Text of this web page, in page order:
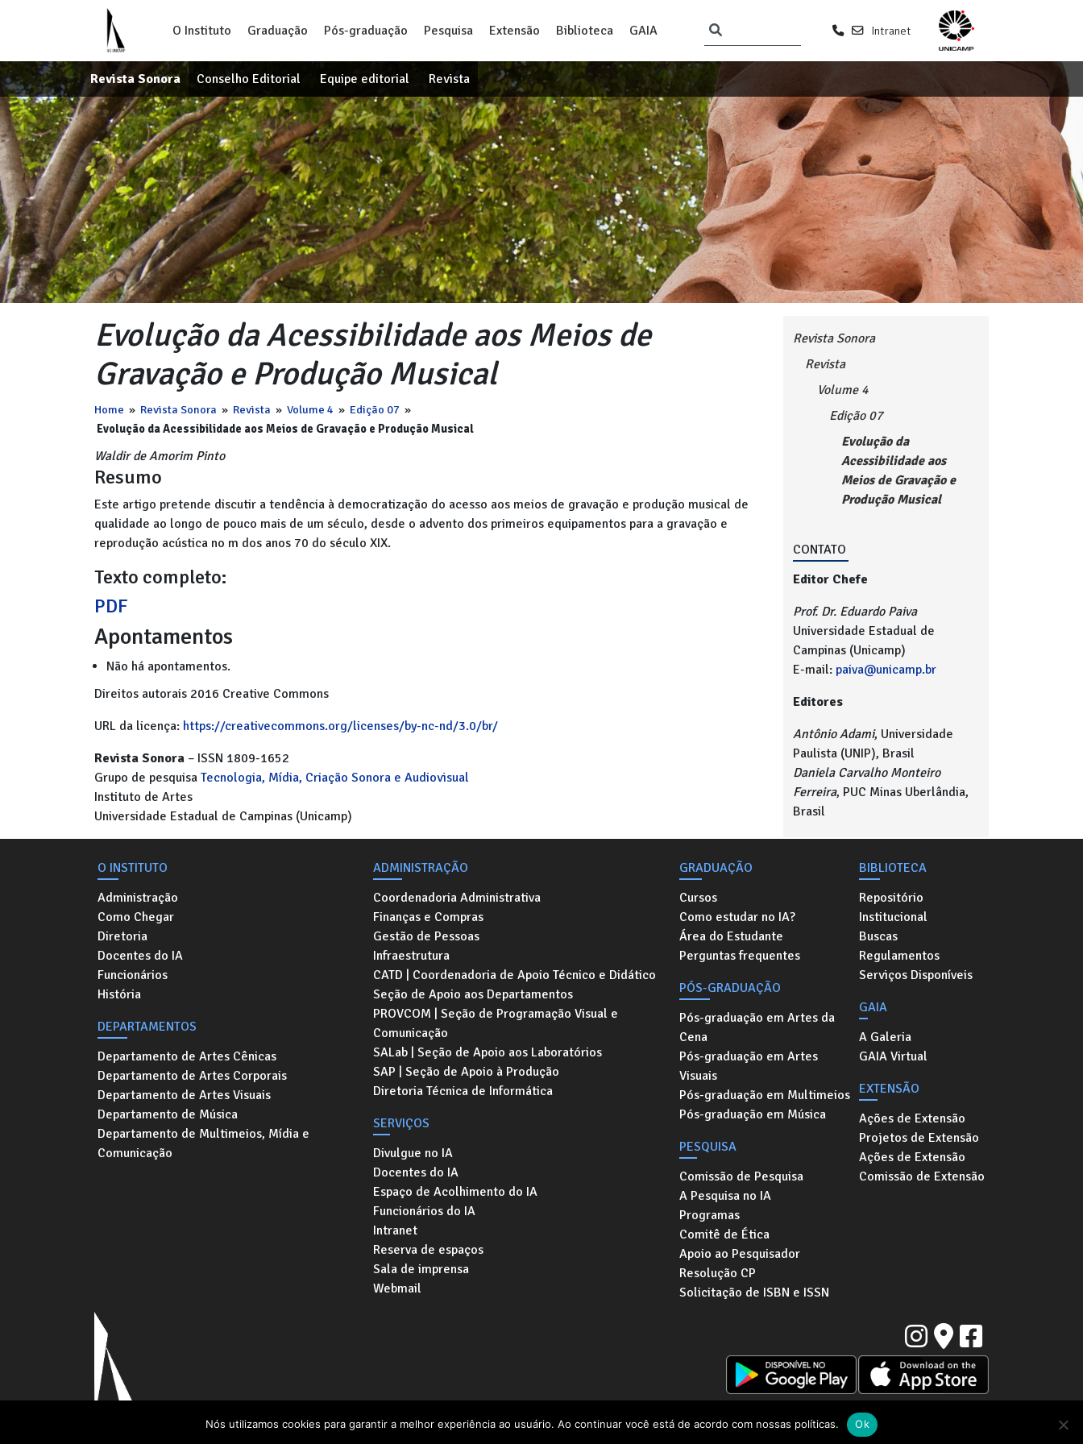
O Instituto Graduação Pós-graduação Pesquisa Extensão Biblioteca GAIA Intranet
Revista Sonora Conselho Editorial Equipe editorial Revista
Evolução da Acessibilidade aos Meios de
Gravação e Produção Musical
Home » Revista Sonora » Revista » Volume 4 » Edição 07 »
Evolução da Acessibilidade aos Meios de Gravação e Produção Musical
Waldir de Amorim Pinto
Resumo
Este artigo pretende discutir a tendência à democratização do acesso aos meios de gravação e produção musical de
qualidade ao longo de pouco mais de um século, desde o advento dos primeiros equipamentos para a gravação e
reprodução acústica no m dos anos 70 do século XIX.
Texto completo:
PDF
Apontamentos
Não há apontamentos.
Direitos autorais 2016 Creative Commons
URL da licença: https://creativecommons.org/licenses/by-nc-nd/3.0/br/
Revista Sonora – ISSN 1809-1652
Grupo de pesquisa Tecnologia, Mídia, Criação Sonora e Audiovisual
Instituto de Artes
Universidade Estadual de Campinas (Unicamp)
Revista Sonora
Revista
Volume 4
Edição 07
Evolução da
Acessibilidade aos
Meios de Gravação e
Produção Musical
CONTATO
Editor Chefe
Prof. Dr. Eduardo Paiva
Universidade Estadual de
Campinas (Unicamp)
E-mail: paiva@unicamp.br
Editores
Antônio Adami, Universidade
Paulista (UNIP), Brasil
Daniela Carvalho Monteiro
Ferreira, PUC Minas Uberlândia,
Brasil
O INSTITUTO
Administração
Como Chegar
Diretoria
Docentes do IA
Funcionários
História
DEPARTAMENTOS
Departamento de Artes Cênicas
Departamento de Artes Corporais
Departamento de Artes Visuais
Departamento de Música
Departamento de Multimeios, Mídia e
Comunicação
ADMINISTRAÇÃO
Coordenadoria Administrativa
Finanças e Compras
Gestão de Pessoas
Infraestrutura
CATD | Coordenadoria de Apoio Técnico e Didático
Seção de Apoio aos Departamentos
PROVCOM | Seção de Programação Visual e
Comunicação
SALab | Seção de Apoio aos Laboratórios
SAP | Seção de Apoio à Produção
Diretoria Técnica de Informática
SERVIÇOS
Divulgue no IA
Docentes do IA
Espaço de Acolhimento do IA
Funcionários do IA
Intranet
Reserva de espaços
Sala de imprensa
Webmail
GRADUAÇÃO
Cursos
Como estudar no IA?
Área do Estudante
Perguntas frequentes
PÓS-GRADUAÇÃO
Pós-graduação em Artes da
Cena
Pós-graduação em Artes
Visuais
Pós-graduação em Multimeios
Pós-graduação em Música
PESQUISA
Comissão de Pesquisa
A Pesquisa no IA
Programas
Comitê de Ética
Apoio ao Pesquisador
Resolução CP
Solicitação de ISBN e ISSN
BIBLIOTECA
Repositório
Institucional
Buscas
Regulamentos
Serviços Disponíveis
GAIA
A Galeria
GAIA Virtual
EXTENSÃO
Ações de Extensão
Projetos de Extensão
Ações de Extensão
Comissão de Extensão
Rua Elis Regina, 50. Cidade Universitária "Zeferino Vaz" | Barão Geraldo, Campinas - SP | CEP: 13083-854
Nós utilizamos cookies para garantir a melhor experiência ao usuário. Ao continuar você está de acordo com nossas políticas. Ok